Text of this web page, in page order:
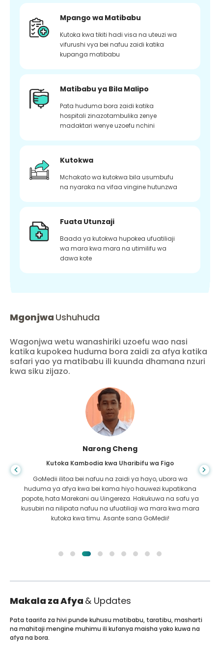
Mpango wa Matibabu
Kutoka kwa tikiti hadi visa na uteuzi wa
vifurushi vya bei nafuu zaidi katika
kupanga matibabu
Matibabu ya Bila Malipo
Pata huduma bora zaidi katika
hospitali zinazotambulika zenye
madaktari wenye uzoefu nchini
Kutokwa
Mchakato wa kutokwa bila usumbufu
na nyaraka na vifaa vingine hutunzwa
Fuata Utunzaji
Baada ya kutokwa hupokea ufuatiliaji
wa mara kwa mara na utimilifu wa
dawa kote
Mgonjwa Ushuhuda
Wagonjwa wetu wanashiriki uzoefu wao nasi
katika kupokea huduma bora zaidi za afya katika
safari yao ya matibabu ili kuunda dhamana nzuri
kwa siku zijazo.
Shandha Das
Kutoka Bangladesh kwa Gastroenterology
Nimemshukuru mwanangu na timu mahiri ya GoMedii
ambao walinisaidia katika safari yangu kutoka
Bangladesh hadi India kutibiwa. Tulifanya chaguo sahihi
katika kuchagua GoMedii. Wao hata baada ya matibabu
huweka dhamana kubwa na sisi
Makala za Afya & Updates
Pata taarifa za hivi punde kuhusu matibabu, taratibu, masharti
na mahitaji mengine muhimu ili kufanya maisha yako kuwa na
afya na bora.